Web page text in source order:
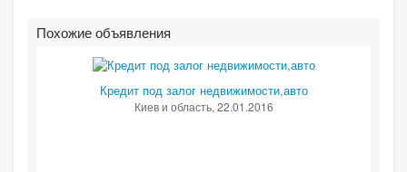
Похожие объявления
Кредит под залог недвижимости,авто
Киев и область, 22.01.2016